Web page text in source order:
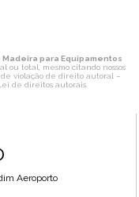
para Equipamentos
ou total, mesmo citando nossos
violação de direito autoral –
de direitos autorais
Aeroporto